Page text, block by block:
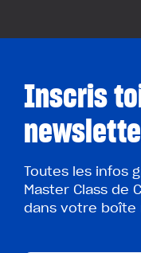
Inscris
Toutes les infos
Master Class de
dans votre boîte